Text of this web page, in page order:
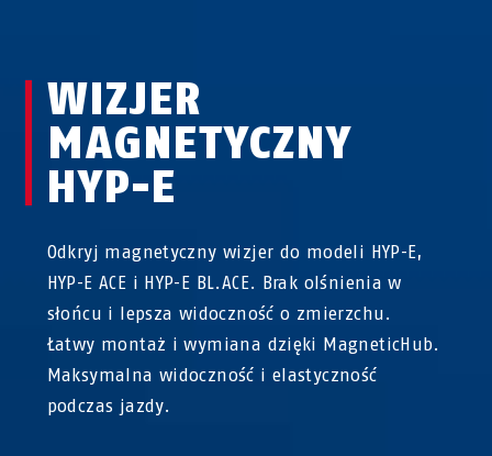
WIZJER
MAGNETYCZNY
HYP-E
Odkryj magnetyczny wizjer do modeli HYP-E,
HYP-E ACE i HYP-E BL.ACE. Brak olśnienia w
słońcu i lepsza widoczność o zmierzchu.
Łatwy montaż i wymiana dzięki MagneticHub.
Maksymalna widoczność i elastyczność
podczas jazdy.